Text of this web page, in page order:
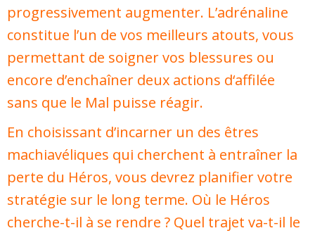
progressivement augmenter. L’adrénaline
constitue l’un de vos meilleurs atouts, vous
permettant de soigner vos blessures ou
encore d’enchaîner deux actions d‘affilée
sans que le Mal puisse réagir.
En choisissant d’incarner un des êtres
machiavéliques qui cherchent à entraîner la
perte du Héros, vous devrez planifier votre
stratégie sur le long terme. Où le Héros
cherche-t-il à se rendre ? Quel trajet va-t-il le